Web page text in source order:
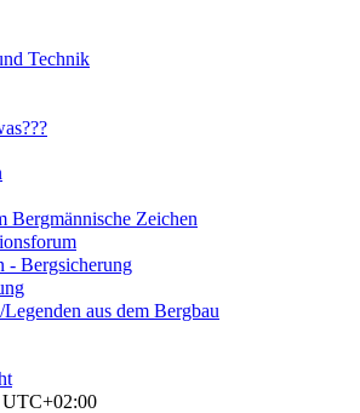
Technik
Zeichen
Bergsicherung
aus dem Bergbau
UTC+02:00